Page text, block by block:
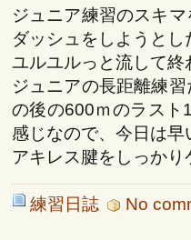
ジュニア練習のスキ
ダッシュをしようと
ユルユルっと流して
ジュニアの長距離練
の後の600ｍのラスト
感じなので、今日は
アキレス腱をしっか
練習日誌 No